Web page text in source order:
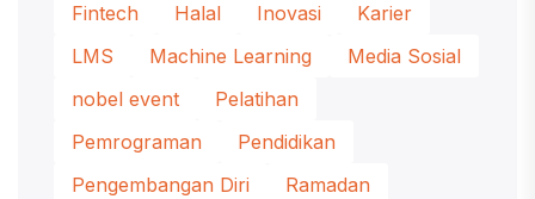
Fintech
Halal Inovasi
Karier
LMS
Machine Learning
Media Sosial
nobel event
Pelatihan
Pemrograman
Pendidikan
Pengembangan Diri
Ramadan